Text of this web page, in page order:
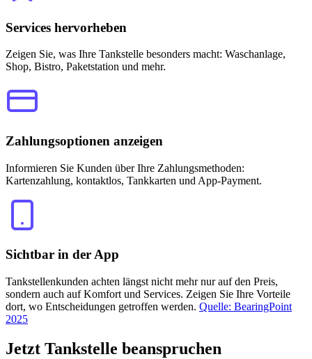
Services hervorheben
Zeigen Sie, was Ihre Tankstelle besonders macht: Waschanlage,
Shop, Bistro, Paketstation und mehr.
Zahlungsoptionen anzeigen
Informieren Sie Kunden über Ihre Zahlungsmethoden:
Kartenzahlung, kontaktlos, Tankkarten und App-Payment.
Sichtbar in der App
Tankstellenkunden achten längst nicht mehr nur auf den Preis,
sondern auch auf Komfort und Services. Zeigen Sie Ihre Vorteile
dort, wo Entscheidungen getroffen werden. Quelle: BearingPoint
2025
Jetzt Tankstelle beanspruchen